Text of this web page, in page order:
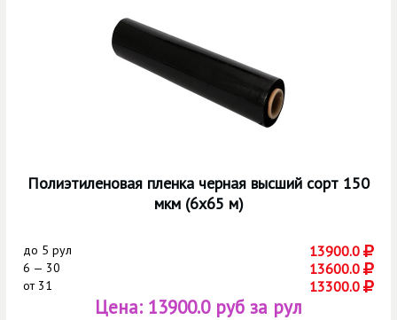
Полиэтиленовая пленка черная высший сорт 150
мкм (6х65 м)
до 5 рул 13900.0
6 — 30 13600.0
от31 13300.0
Цена: 13900.0 руб за рул